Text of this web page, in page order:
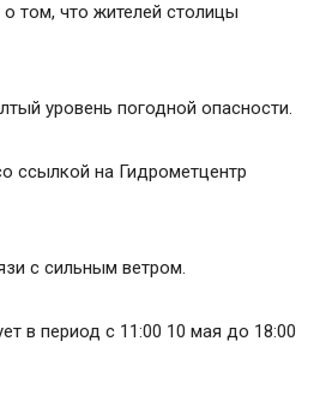
том, что жителей столицы
уровень погодной опасности.
ссылкой на Гидрометцентр
с сильным ветром.
в период с 11:00 10 мая до 18:00